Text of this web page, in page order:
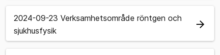
2024-09-23 Verksamhetsområde röntgen och
sjukhusfysik
arrow_forward